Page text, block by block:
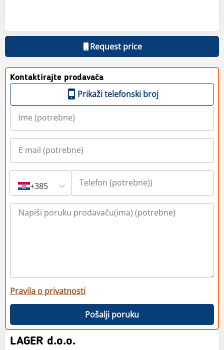
Request price
Kontaktirajte prodavača
Prikaži telefonski broj
+385
Pravila o privatnosti
Pošalji poruku
LAGER d.o.o.